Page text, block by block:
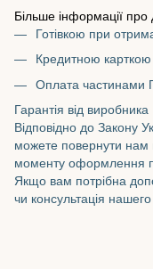
Більше інформації про
Готівкою при
Кредитною карткою
Оплата частинами
Гарантія від виробника
Відповідно до Закону
можете повернути нам
моменту оформлення
Якщо вам потрібна
чи консультація